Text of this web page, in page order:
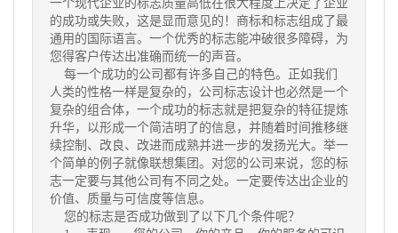
一个现代企业的标志质量高低在很大程度上决定了企业
的成功或失败，这是显而意见的！商标和标志组成了最
通用的国际语言。一个优秀的标志能冲破很多障碍，为
您得客户传达出准确而统一的声音。
每一个成功的公司都有许多自己的特色。正如我们
人类的性格一样是复杂的， 公司标志设计也必然是一个
复杂的组合体，一个成功的标志就是把复杂的特征提炼
升华，以形成一个简洁明了的信息，并随着时间推移继
续控制、改良、改进而成熟并进一步的发扬光大。举一
个简单的例子就像联想集团。对您的公司来说，您的标
志一定要与其他公司有不同之处。一定要传达出企业的
价值、质量与可信度等信息。
您的标志是否成功做到了以下几个条件呢？